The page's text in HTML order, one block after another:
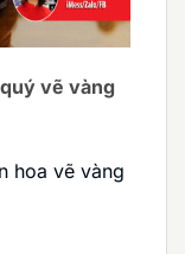
vẽ vàng